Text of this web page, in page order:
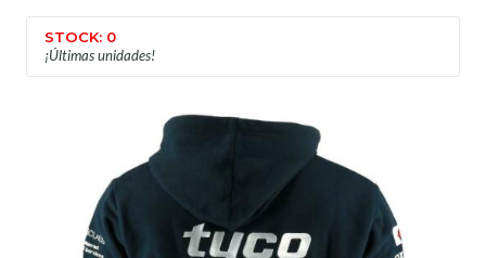
STOCK: 0
¡Últimas unidades!